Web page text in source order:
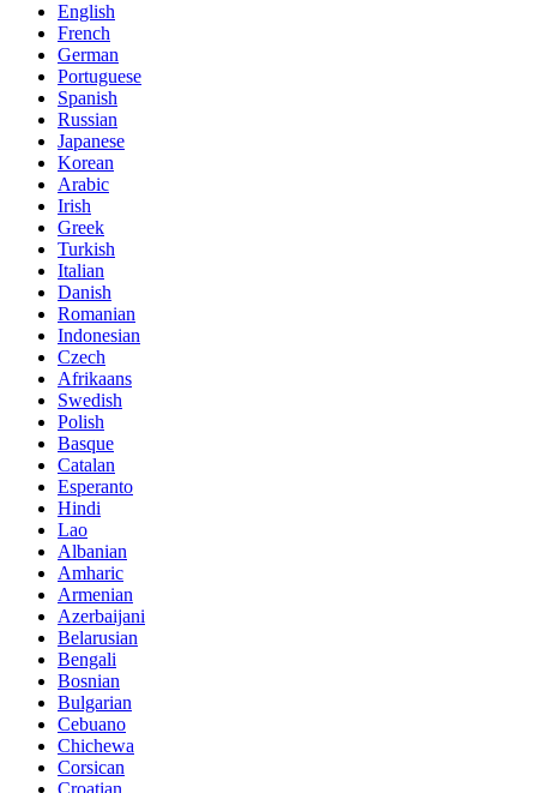
English
French
German
Portuguese
Spanish
Russian
Japanese
Korean
Arabic
Irish
Greek
Turkish
Italian
Danish
Romanian
Indonesian
Czech
Afrikaans
Swedish
Polish
Basque
Catalan
Esperanto
Hindi
Lao
Albanian
Amharic
Armenian
Azerbaijani
Belarusian
Bengali
Bosnian
Bulgarian
Cebuano
Chichewa
Corsican